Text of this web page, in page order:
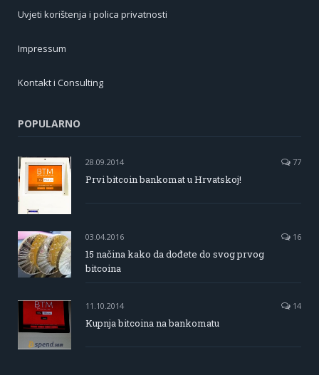
Uvjeti korištenja i polica privatnosti
Impressum
Kontakt i Consulting
POPULARNO
28.09.2014 77
Prvi bitcoin bankomat u Hrvatskoj!
03.04.2016 16
15 načina kako da dođete do svog prvog
bitcoina
11.10.2014 14
Kupnja bitcoina na bankomatu